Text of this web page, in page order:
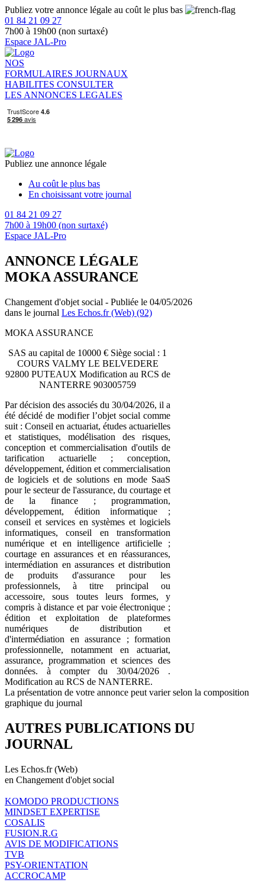
Publiez votre annonce légale au coût le plus bas
01 84 21 09 27
7h00 à 19h00 (non surtaxé)
Espace JAL-Pro
NOS
FORMULAIRES JOURNAUX
HABILITES CONSULTER
LES ANNONCES LEGALES
Publiez une annonce légale
Au coût le plus bas
En choisissant votre journal
01 84 21 09 27
7h00 à 19h00 (non surtaxé)
Espace JAL-Pro
ANNONCE LÉGALE
MOKA ASSURANCE
Changement d'objet social - Publiée le 04/05/2026
dans le journal Les Echos.fr (Web) (92)
MOKA ASSURANCE
SAS au capital de 10000 € Siège social : 1
COURS VALMY LE BELVEDERE
92800 PUTEAUX Modification au RCS de
NANTERRE 903005759
Par décision des associés du 30/04/2026, il a
été décidé de modifier l’objet social comme
suit : Conseil en actuariat, études actuarielles
et statistiques, modélisation des risques,
conception et commercialisation d'outils de
tarification actuarielle ; conception,
développement, édition et commercialisation
de logiciels et de solutions en mode SaaS
pour le secteur de l'assurance, du courtage et
de la finance ; programmation,
développement, édition informatique ;
conseil et services en systèmes et logiciels
informatiques, conseil en transformation
numérique et en intelligence artificielle ;
courtage en assurances et en réassurances,
intermédiation en assurances et distribution
de produits d'assurance pour les
professionnels, à titre principal ou
accessoire, sous toutes leurs formes, y
compris à distance et par voie électronique ;
édition et exploitation de plateformes
numériques de distribution et
d'intermédiation en assurance ; formation
professionnelle, notamment en actuariat,
assurance, programmation et sciences des
données. à compter du 30/04/2026 .
Modification au RCS de NANTERRE.
La présentation de votre annonce peut varier selon la composition
graphique du journal
AUTRES PUBLICATIONS DU
JOURNAL
Les Echos.fr (Web)
en Changement d'objet social
KOMODO PRODUCTIONS
MINDSET EXPERTISE
COSALIS
FUSION.R.G
AVIS DE MODIFICATIONS
TVB
PSY-ORIENTATION
ACCROCAMP